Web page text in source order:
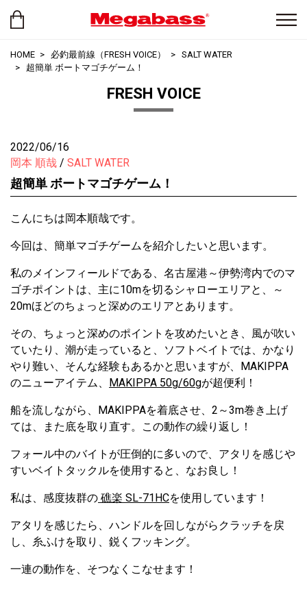
HOME 必釣最前線（FRESH VOICE）
SALT WATER
超簡単 ボートマゴチゲーム！
FRESH VOICE
2022/06/16
岡本 順哉
SALT WATER
超簡単 ボートマゴチゲーム！
こんにちは岡本順哉です。
今回は、簡単マゴチゲームを紹介したいと思います。
私のメインフィールドである、名古屋港～伊勢湾内でのマ
ゴチポイントは、主に10mを切るシャローエリアと、～
20mほどのちょっと深めのエリアとあります。
その、ちょっと深めのポイントを攻めたいとき、風が吹い
ていたり、潮が走っていると、ソフトベイトでは、かなり
やり難い、そんな経験もあるかと思いますが、MAKIPPA
のニューアイテム、 MAKIPPA 50g/60gが超便利！
船を流しながら、MAKIPPAを着底させ、2～3m巻き上げ
ては、また底を取り直す。この動作の繰り返し！
フォール中のバイトが圧倒的に多いので、アタリを感じや
すいベイトタックルを使用すると、なお良し！
私は、感度抜群の 礁楽 SL-71HCを使用しています！
アタリを感じたら、ハンドルを回しながらクラッチを戻
し、糸ふけを取り、鋭くフッキング。
一連の動作を、そつなくこなせます！